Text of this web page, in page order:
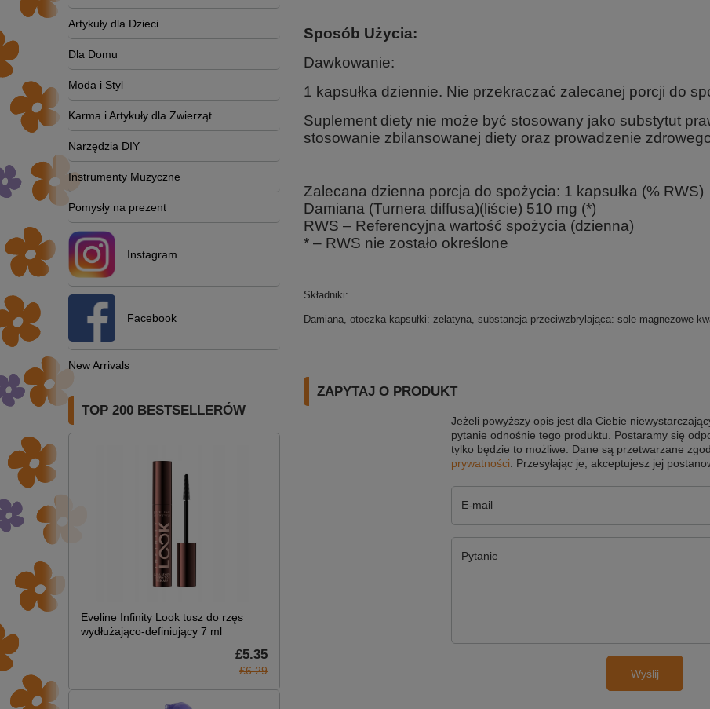
Artykuły dla Dzieci
Dla Domu
Moda i Styl
Karma i Artykuły dla Zwierząt
Narzędzia DIY
Instrumenty Muzyczne
Pomysły na prezent
Instagram
Facebook
New Arrivals
TOP 200 BESTSELLERÓW
Eveline Infinity Look tusz do rzęs
wydłużająco-definiujący 7 ml
£5.35
£6.29
Sposób Użycia:
Dawkowanie:
1 kapsułka dziennie. Nie przekraczać zalecanej porcji do
Suplement diety nie może być stosowany jako substytut
stosowanie zbilansowanej diety oraz prowadzenie
Zalecana dzienna porcja do spożycia: 1 kapsułka (% RWS)
Damiana (Turnera diffusa)(liście) 510 mg (*)
RWS – Referencyjna wartość spożycia (dzienna)
* – RWS nie zostało określone
Składniki:
Damiana, otoczka kapsułki: żelatyna, substancja przeciwzbrylająca: sole magnezowe
ZAPYTAJ O PRODUKT
Jeżeli powyższy opis jest dla Ciebie
pytanie odnośnie tego produktu. Postaramy się
tylko będzie to możliwe. Dane są przetwarzane
prywatności . Przesyłając je, akceptujesz jej
E-mail
Pytanie
Wyślij